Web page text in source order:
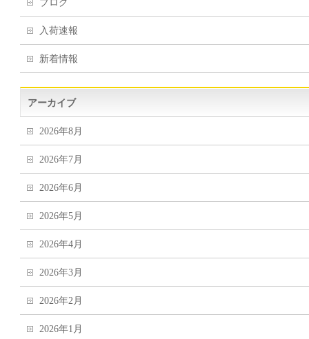
ブログ
入荷速報
新着情報
アーカイブ
2026年8月
2026年7月
2026年6月
2026年5月
2026年4月
2026年3月
2026年2月
2026年1月